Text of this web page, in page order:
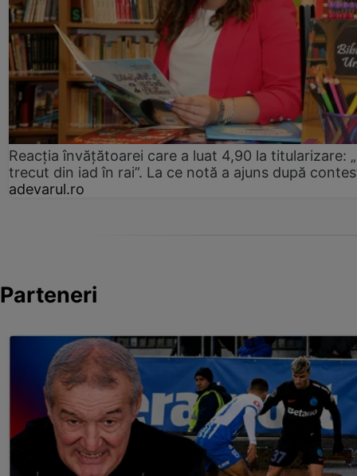
Reacția învățătoarei care a luat 4,90 la titularizare:
trecut din iad în rai”. La ce notă a ajuns după
adevarul.ro
Parteneri